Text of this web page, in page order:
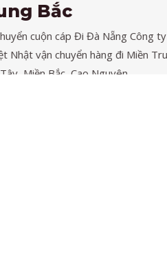
Bắc
cuộn cáp Đi Đà Nẵng Công ty vận
vận chuyển hàng đi Miền Trung,
Bắc, Cao Nguyên …